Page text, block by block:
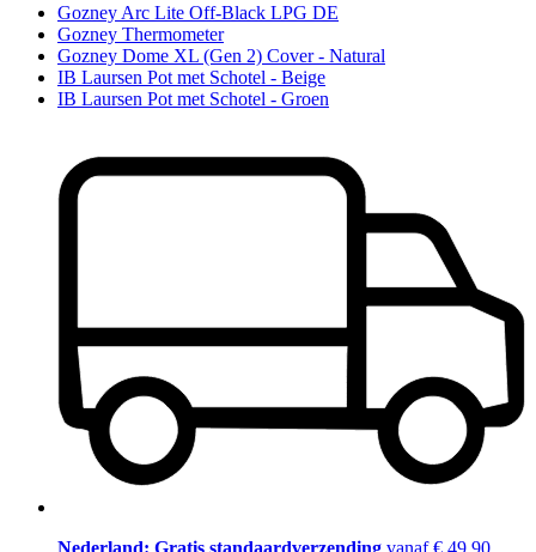
Gozney Arc Lite Off-Black LPG DE
Gozney Thermometer
Gozney Dome XL (Gen 2) Cover - Natural
IB Laursen Pot met Schotel - Beige
IB Laursen Pot met Schotel - Groen
Nederland: Gratis standaardverzending vanaf € 49,90